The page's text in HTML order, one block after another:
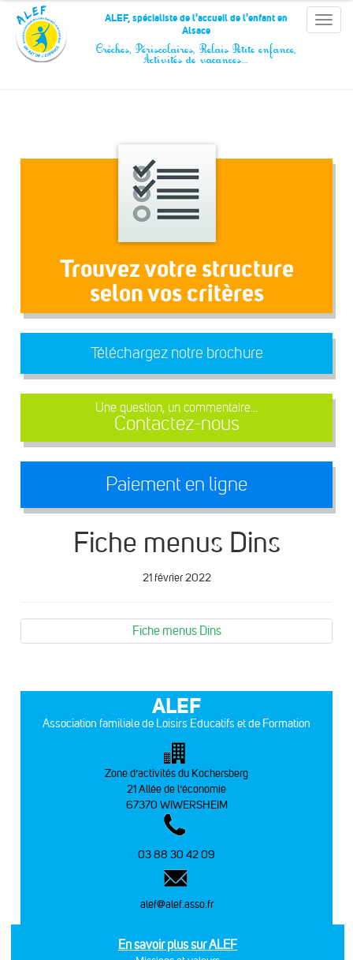
Panneau de gestion des cookies
Toggle
ALEF, spécialiste de l'accueil de l'enfant en
Alsace
Crèches, Périscolaires, Relais Petite enfance,
Activités de vacances…
Trouvez votre structure
selon vos critères
Téléchargez notre brochure
Une question, un commentaire...
Contactez-nous
Paiement en ligne
Fiche menus Dins
21 février 2022
Fiche menus Dins
ALEF
Association familiale de Loisirs Educatifs et de Formation
Zone d’activités du Kochersberg
21 Allée de l’économie
67370 WIWERSHEIM
03 88 30 42 09
alef@alef.asso.fr
En savoir plus sur ALEF